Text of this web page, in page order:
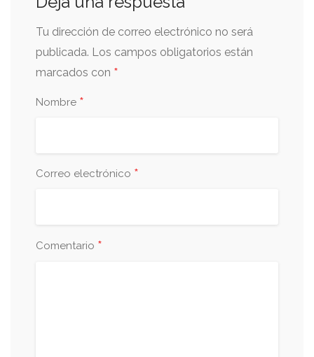
Tu dirección de correo electrónico no será
publicada. Los campos obligatorios están
marcados con *
Nombre *
Correo electrónico *
Comentario *